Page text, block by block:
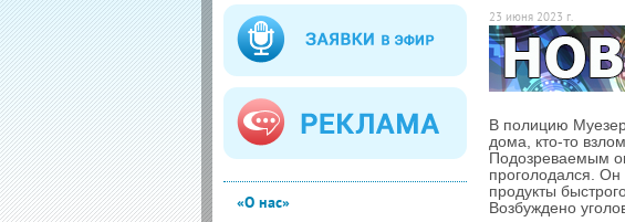
«О нас»
23 июня 2023 г.
В полицию
дома, кто-то
Подозреваемым
проголодался. Он
продукты
Возбуждено